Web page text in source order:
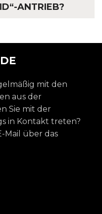
ANTRIEB?
mit den
aus der
Sie mit der
in Kontakt treten?
Mail über das